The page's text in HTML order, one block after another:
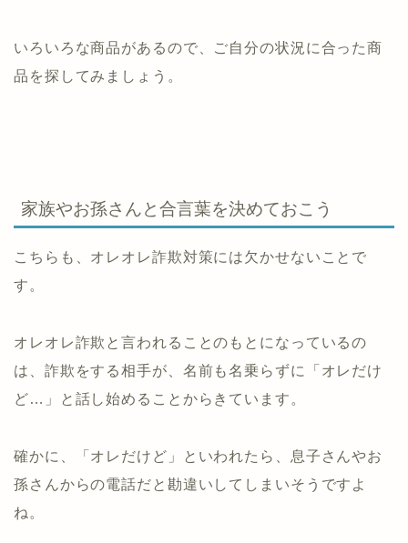
いろいろな商品があるので、ご自分の状況に合った商
品を探してみましょう。
家族やお孫さんと合言葉を決めておこう
こちらも、オレオレ詐欺対策には欠かせないことで
す。
オレオレ詐欺と言われることのもとになっているの
は、詐欺をする相手が、名前も名乗らずに「オレだけ
ど…」と話し始めることからきています。
確かに、「オレだけど」といわれたら、息子さんやお
孫さんからの電話だと勘違いしてしまいそうですよ
ね。